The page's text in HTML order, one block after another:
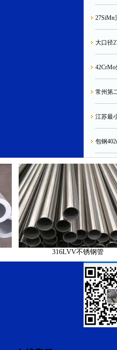
27SiMn
大口径
42CrMo
常州第
江苏最
包钢
316LVV不锈钢管